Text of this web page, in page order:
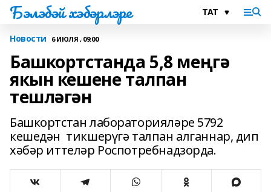
Бэлэбэй хэбэрлэре
Новости 6 ИЮЛЯ , 09:00
Башкортстанда 5,8 меңгә
якын кешене талпан
тешләгән
Башкортстан лабораторияләре 5792
кешедән тикшерүгә талпан алганнар, дип
хәбәр иттеләр Роспотребнадзорда.